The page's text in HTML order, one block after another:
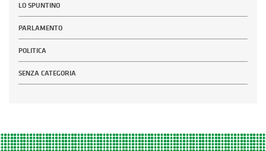
LO SPUNTINO
PARLAMENTO
POLITICA
SENZA CATEGORIA